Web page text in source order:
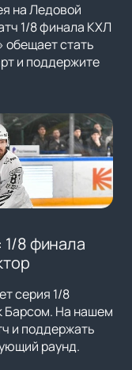
на Ледовой
1/8 финала КХЛ
обещает стать
и поддержите
1/8 финала
серия 1/8
Барсом. На нашем
и поддержать
раунд.